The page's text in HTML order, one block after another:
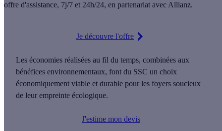
offre d'assistance, 7j/7 et 24h/24, en partenariat avec Allianz.
Je découvre l'offre
Les économies réalisées au fil du temps, combinées aux
bénéfices environnementaux, font du SSC un choix
économiquement viable et durable pour les foyers soucieux
de leur empreinte écologique.
J'estime mon devis